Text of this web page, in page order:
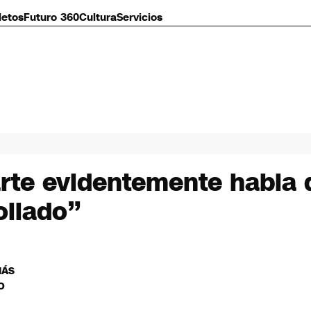
Futuro 360CulturaServicios
evidentemente